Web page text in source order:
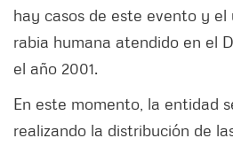
hay casos de este evento y
rabia humana atendido en el
el año 2001.
En este momento, la entidad
realizando la distribución de